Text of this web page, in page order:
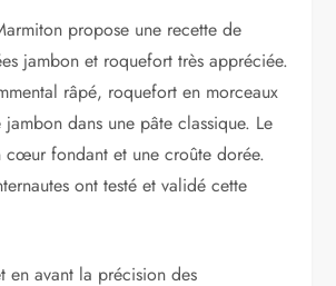
propose une recette de
jambon et roquefort très appréciée.
râpé, roquefort en morceaux
dans une pâte classique. Le
cœur fondant et une croûte dorée.
ont testé et validé cette
en avant la précision des